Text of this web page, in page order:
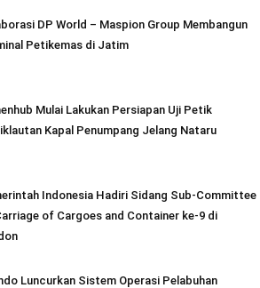
DP World – Maspion Group Membangun
Petikemas di Jatim
Mulai Lakukan Persiapan Uji Petik
Kapal Penumpang Jelang Nataru
Indonesia Hadiri Sidang Sub-Committee
of Cargoes and Container ke-9 di
Luncurkan Sistem Operasi Pelabuhan